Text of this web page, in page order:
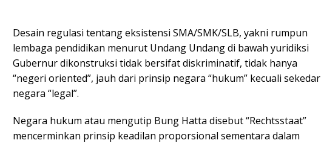
Desain regulasi tentang eksistensi SMA/SMK/SLB, yakni rumpun
lembaga pendidikan menurut Undang Undang di bawah yuridiksi
Gubernur dikonstruksi tidak bersifat diskriminatif, tidak hanya
“negeri oriented”, jauh dari prinsip negara “hukum” kecuali sekedar
negara “legal”.
Negara hukum atau mengutip Bung Hatta disebut “Rechtsstaat”
mencerminkan prinsip keadilan proporsional sementara dalam